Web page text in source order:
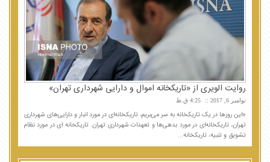
روایت الویری از «تاریکخانه‌ اموال و دارایی شهرداری تهران»
نوامبر 6, 2017 4:25 ق.ظ
«این روزها در یک تاریکخانه به سر می‌بریم، تاریکخانه‌ای در مورد انبار و دارایی‌های شهرداری
تهران، تاریکخانه‌ای در مورد بدهی‌ها و تعهدات شهرداری تهران. تاریکخانه ای در مورد نظام
تشویق و تنبیه، تاریکخانه...